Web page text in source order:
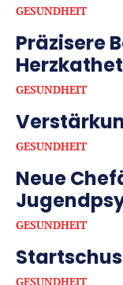
GESUNDHEIT
Präzisere
GESUNDHEIT
GESUNDHEIT
Neue
GESUNDHEIT
GESUNDHEIT